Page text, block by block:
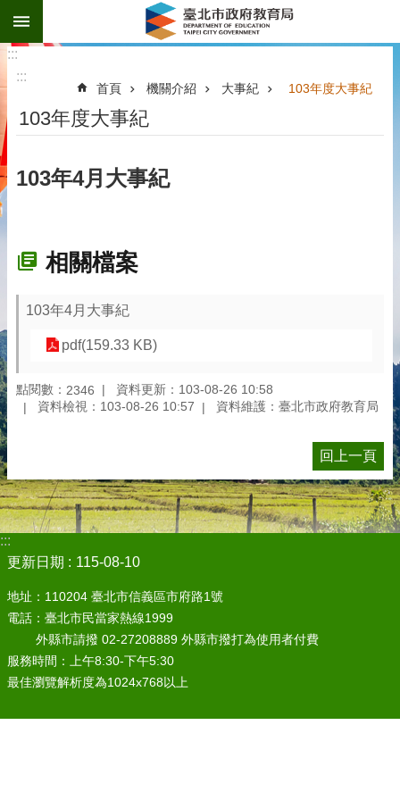
跳到主要內容區塊
:::
:::
首頁 機關介紹 大事紀 103年度大事紀
103年度大事紀
103年4月大事紀
相關檔案
103年4月大事紀
pdf(159.33 KB)
點閱數： 2346
資料更新：103-08-26 10:58
資料檢視：103-08-26 10:57
資料維護：臺北市政府教育局
回上一頁
:::
更新日期
115-08-10
地址：110204 臺北市信義區市府路1號
電話：臺北市民當家熱線1999
外縣市請撥 02-27208889 外縣市撥打為使用者付費
服務時間：上午8:30-下午5:30
最佳瀏覽解析度為1024x768以上